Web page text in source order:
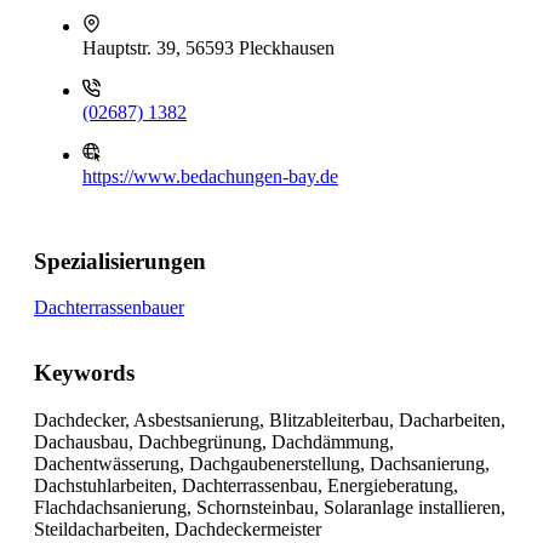
Hauptstr. 39, 56593 Pleckhausen
(02687) 1382
https://www.bedachungen-bay.de
Spezialisierungen
Dachterrassenbauer
Keywords
Dachdecker, Asbestsanierung, Blitzableiterbau, Dacharbeiten,
Dachausbau, Dachbegrünung, Dachdämmung,
Dachentwässerung, Dachgaubenerstellung, Dachsanierung,
Dachstuhlarbeiten, Dachterrassenbau, Energieberatung,
Flachdachsanierung, Schornsteinbau, Solaranlage installieren,
Steildacharbeiten, Dachdeckermeister